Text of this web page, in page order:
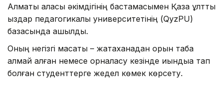
Алматы қаласы әкімдігінің бастамасымен Қазақ ұлттық
қыздар педагогикалық университетінің (QyzPU)
базасында ашылды.
Оның негізгі мақсаты – жатақханадан орын таба
алмай қалған немесе орналасу кезінде қиындыққа тап
болған студенттерге жедел көмек көрсету.